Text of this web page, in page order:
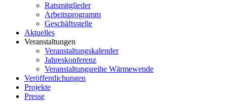
Ratsmitglieder
Arbeitsprogramm
Geschäftsstelle
Aktuelles
Veranstaltungen
Veranstaltungskalender
Jahreskonferenz
Veranstaltungsreihe Wärmewende
Veröffentlichungen
Projekte
Presse